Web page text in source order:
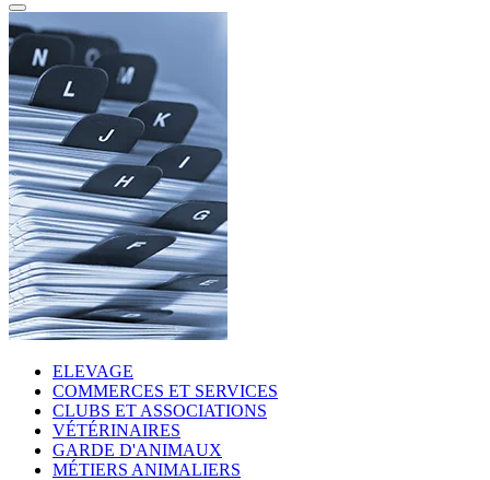
ELEVAGE
COMMERCES ET SERVICES
CLUBS ET ASSOCIATIONS
VÉTÉRINAIRES
GARDE D'ANIMAUX
MÉTIERS ANIMALIERS